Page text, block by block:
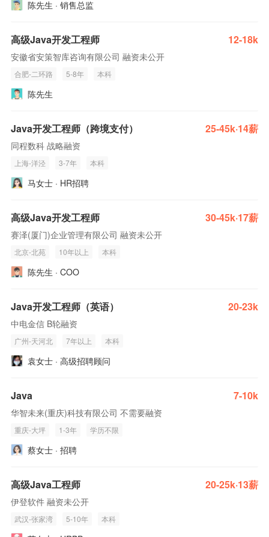
陈先生 · 销售总监
高级Java开发工程师 12-18k
安徽省安策智库咨询有限公司 融资未公开
合肥-二环路 5-8年 本科
陈先生
Java开发工程师（跨境支付） 25-45k·14薪
同程数科 战略融资
上海-洋泾 3-7年 本科
马女士 · HR招聘
高级Java开发工程师 30-45k·17薪
赛泽(厦门)企业管理有限公司 融资未公开
北京-北苑 10年以上 本科
陈先生 · COO
Java开发工程师（英语） 20-23k
中电金信 B轮融资
广州-天河北 7年以上 本科
袁女士 · 高级招聘顾问
Java 7-10k
华智未来(重庆)科技有限公司 不需要融资
重庆-大坪 1-3年 学历不限
蔡女士 · 招聘
高级Java工程师 20-25k·13薪
伊登软件 融资未公开
武汉-张家湾 5-10年 本科